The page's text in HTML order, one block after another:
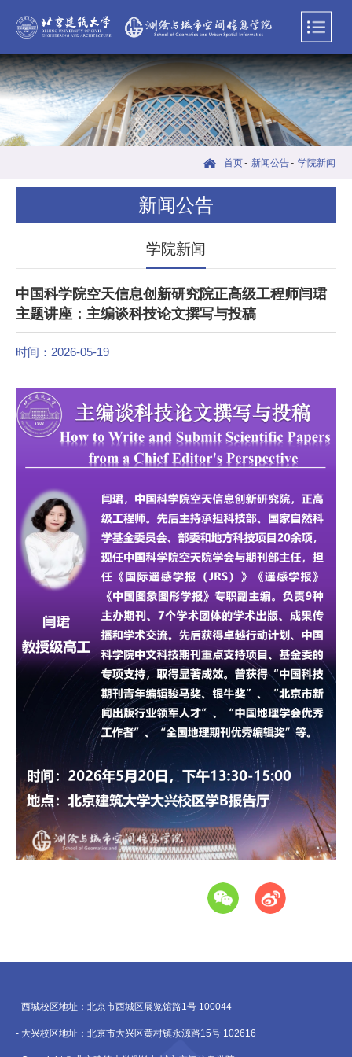
首页- 新闻公告- 学院新闻
新闻公告
学院新闻
中国科学院空天信息创新研究院正高级工程师闫珺
主题讲座：主编谈科技论文撰写与投稿
时间：2026-05-19
- 西城校区地址：北京市西城区展览馆路1号 100044
- 大兴校区地址：北京市大兴区黄村镇永源路15号 102616